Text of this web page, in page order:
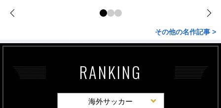
その他の名作記事 >
RANKING
海外サッカー